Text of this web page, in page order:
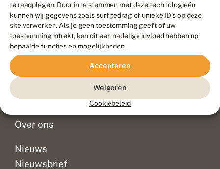
te raadplegen. Door in te stemmen met deze technologieën
kunnen wij gegevens zoals surfgedrag of unieke ID's op deze
site verwerken. Als je geen toestemming geeft of uw
toestemming intrekt, kan dit een nadelige invloed hebben op
bepaalde functies en mogelijkheden.
Accepteren
Weigeren
Cookiebeleid
Contact
Veelgestelde vragen
Doneer
Over ons
Nieuws
Nieuwsbrief
Meld waarnemingen© 2026 Vlinderstichting
Duurzaam ontwikkeld door
Go2People
, ontworpen door
Blue Field Agency
Privacy
Disclaimer
Sitemap